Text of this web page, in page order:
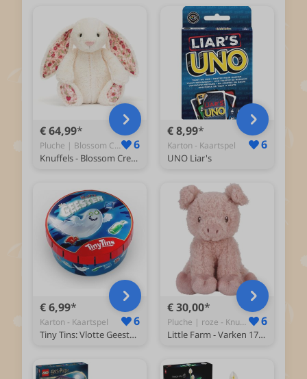
€ 64,99
Pluche | Blossom Cream Bunny Berry (Crémewit) - Knuffel 6
Knuffels - Blossom Cream Bunny Berry - Konijn - 31 cm - Met extra dikke luxueuze vacht - Knuffel voor alle leeftijden
€ 8,99
Karton - Kaartspel 6
UNO Liar's
€ 6,99
Karton - Kaartspel 6
Tiny Tins: Vlotte Geesten - Kaartspel - Ideaal om overal mee naartoe te nemen - Reisspel - Familiespel - Klein cadeautje
€ 30,00
Pluche | roze - Knuffel 6
Little Farm - Varken 17cm - baby speelgoed